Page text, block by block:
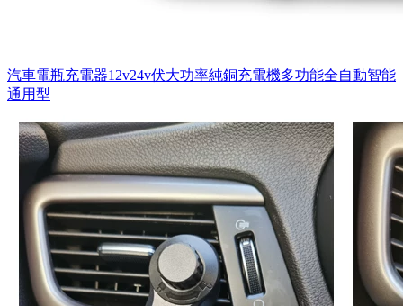
汽車電瓶充電器12v24v伏大功率純銅充電機多功能全自動智能
通用型